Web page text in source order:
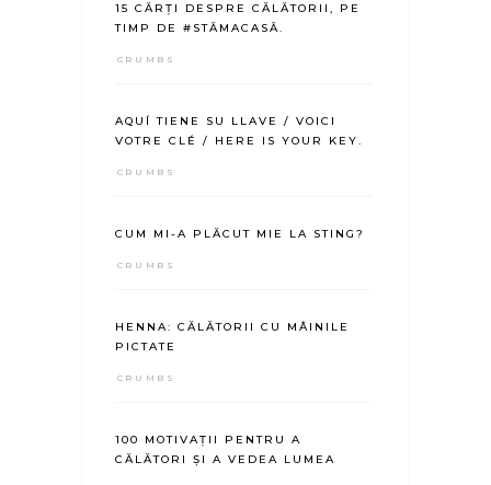
15 CĂRȚI DESPRE CĂLĂTORII, PE
TIMP DE #STĂMACASĂ.
CRUMBS
AQUÍ TIENE SU LLAVE / VOICI
VOTRE CLÉ / HERE IS YOUR KEY.
CRUMBS
CUM MI-A PLĂCUT MIE LA STING?
CRUMBS
HENNA: CĂLĂTORII CU MÂINILE
PICTATE
CRUMBS
100 MOTIVAȚII PENTRU A
CĂLĂTORI ȘI A VEDEA LUMEA